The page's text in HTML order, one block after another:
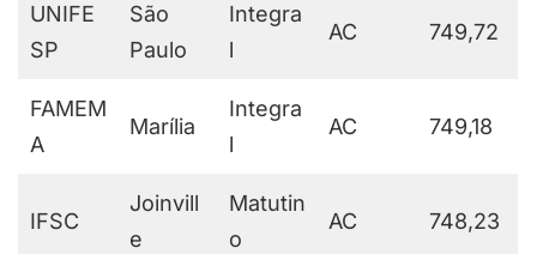
UNIFE
SP
São
Paulo
Integra
l
AC 749,72
FAMEM
A
Marília
Integra
l
AC 749,18
IFSC
Joinvill
e
Matutin
o
AC 748,23